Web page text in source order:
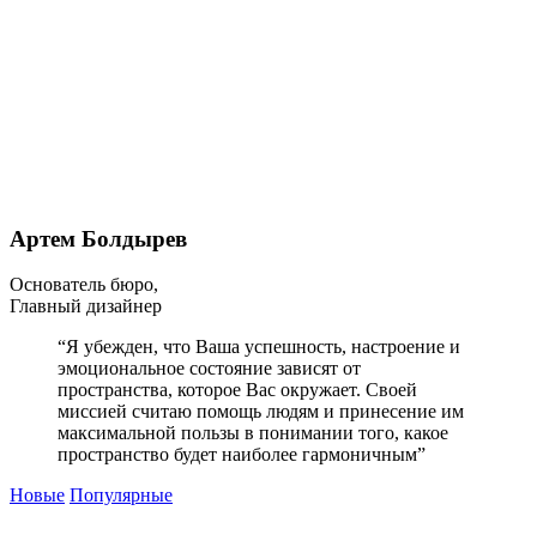
Артем Болдырев
Основатель бюро,
Главный дизайнер
“Я убежден, что Ваша успешность, настроение и
эмоциональное состояние зависят от
пространства, которое Вас окружает. Своей
миссией считаю помощь людям и принесение им
максимальной пользы в понимании того, какое
пространство будет наиболее гармоничным”
Новые Популярные